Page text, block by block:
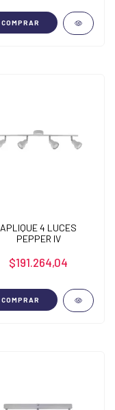
COMPRAR
APLIQUE 4 LUCES
PEPPER IV
$191.264,04
COMPRAR